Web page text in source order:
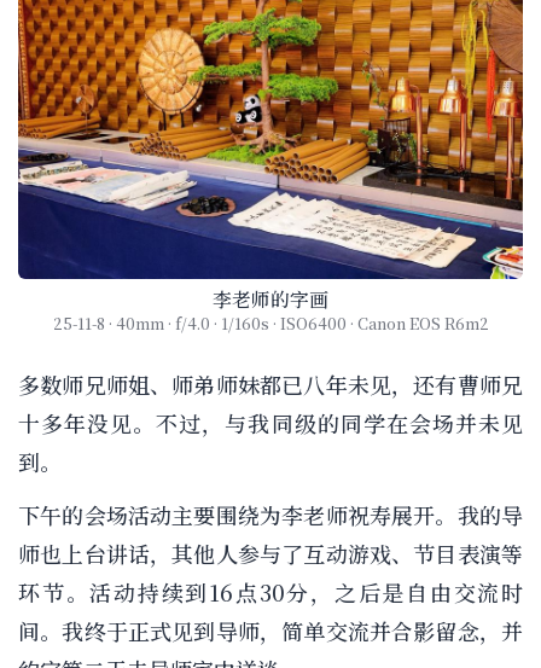
李老师的字画
25-11-8 · 40mm · f/4.0 · 1/160s · ISO6400 · Canon EOS R6m2
多数师兄师姐、师弟师妹都已八年未见，还有曹师兄
十多年没见。不过，与我同级的同学在会场并未见
到。
下午的会场活动主要围绕为李老师祝寿展开。我的导
师也上台讲话，其他人参与了互动游戏、节目表演等
环节。活动持续到16点30分，之后是自由交流时
间。我终于正式见到导师，简单交流并合影留念，并